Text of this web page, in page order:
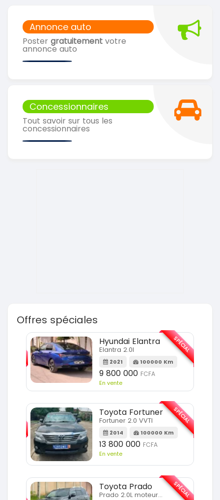
Annonce auto
Poster gratuitement votre
annonce auto
Concessionnaires
Tout savoir sur tous les
concessionnaires
Offres spéciales
Hyundai Elantra
Elantra 2.0l
2021 100000 Km
9 800 000 FCFA
En vente
SPÉCIAL
Toyota Fortuner
Fortuner 2.0 VVTI
2014 100000 Km
13 800 000 FCFA
En vente
SPÉCIAL
Toyota Prado
Prado 2.0L moteur d4d SPÉCIAL